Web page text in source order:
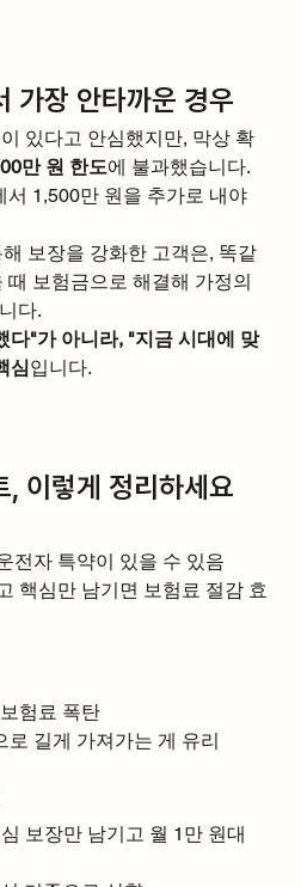
가장 안타까운 경우
있다고 안심했지만, 막상 확
만 원 한도에 불과했습니다.
서 1,500만 원을 추가로 내야
보장을 강화한 고객은, 똑같
보험금으로 해결해 가정의
다.
다"가 아니라, "지금 시대에 맞
심입니다.
, 이렇게 정리하세요
전자 특약이 있을 수 있음
핵심만 남기면 보험료 절감 효
험료 폭탄
길게 가져가는 게 유리
보장만 남기고 월 1만 원대